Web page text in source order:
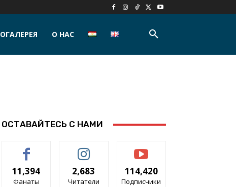
О НАС
ОСТАВАЙТЕСЬ С НАМИ
11,394
Фанаты
2,683
Читатели
114,420
Подписчики